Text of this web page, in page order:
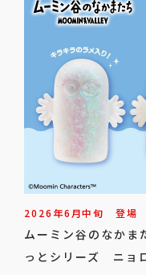
2026年6月中旬 登場
ムーミン谷のなか
っとシリーズ ニョ